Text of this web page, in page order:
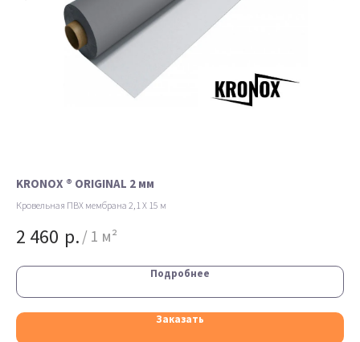
KRONOX ® ORIGINAL 2 мм
Кровельная ПВХ мембрана 2,1 X 15 м
2 460 р. / 1 м²
Подробнее
Заказать